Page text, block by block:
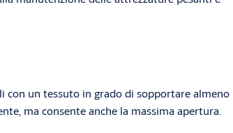
un tessuto in grado di sopportare almeno
ma consente anche la massima apertura.